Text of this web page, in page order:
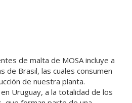
de malta de MOSA incluye a
de Brasil, las cuales consumen
de nuestra planta.
Uruguay, a la totalidad de los